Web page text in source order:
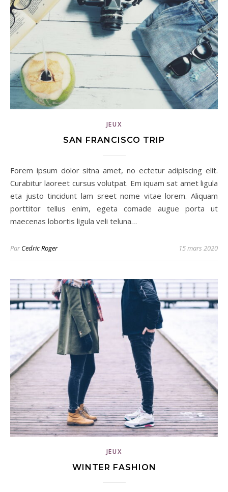
JEUX
SAN FRANCISCO TRIP
Forem ipsum dolor sitna amet, no ectetur adipiscing elit.
Curabitur laoreet cursus volutpat. Em iquam sat amet ligula
eta justo tincidunt lam sreet nome vitae lorem. Aliquam
porttitor tellus enim, egeta comade augue porta ut
maecenas lobortis ligula veli teluna…
ParCedric Roger 15 mars 2020
JEUX
WINTER FASHION